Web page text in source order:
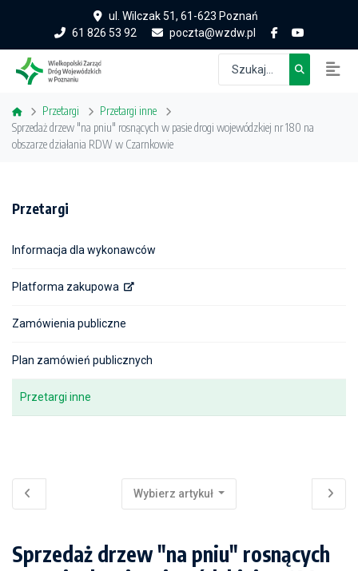
ul. Wilczak 51, 61-623 Poznań
61 826 53 92
poczta@wzdw.pl
Przetargi
Przetargi inne
Sprzedaż drzew "na pniu" rosnących w pasie drogi wojewódzkiej nr 180 na
obszarze działania RDW w Czarnkowie
Przetargi
Informacja dla wykonawców
Platforma zakupowa
Zamówienia publiczne
Plan zamówień publicznych
Przetargi inne
Wybierz artykuł
Sprzedaż drzew "na pniu" rosnących